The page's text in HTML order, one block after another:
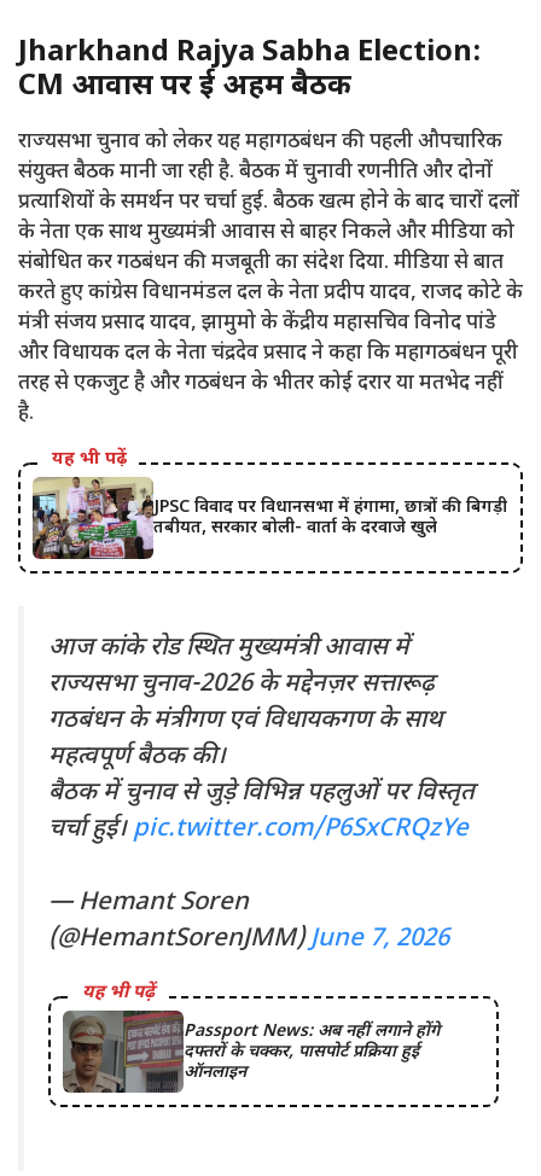
Jharkhand Rajya Sabha Election:
CM आवास पर हुई अहम बैठक
राज्यसभा चुनाव को लेकर यह महागठबंधन की पहली औपचारिक
संयुक्त बैठक मानी जा रही है. बैठक में चुनावी रणनीति और दोनों
प्रत्याशियों के समर्थन पर चर्चा हुई. बैठक खत्म होने के बाद चारों दलों
के नेता एक साथ मुख्यमंत्री आवास से बाहर निकले और मीडिया को
संबोधित कर गठबंधन की मजबूती का संदेश दिया. मीडिया से बात
करते हुए कांग्रेस विधानमंडल दल के नेता प्रदीप यादव, राजद कोटे के
मंत्री संजय प्रसाद यादव, झामुमो के केंद्रीय महासचिव विनोद पांडे
और विधायक दल के नेता चंद्रदेव प्रसाद ने कहा कि महागठबंधन पूरी
तरह से एकजुट है और गठबंधन के भीतर कोई दरार या मतभेद नहीं
है.
यह भी पढ़ें
JPSC विवाद पर विधानसभा में हंगामा, छात्रों की बिगड़ी
तबीयत, सरकार बोली- वार्ता के दरवाजे खुले
आज कांके रोड स्थित मुख्यमंत्री आवास में
राज्यसभा चुनाव-2026 के मद्देनज़र सत्तारूढ़
गठबंधन के मंत्रीगण एवं विधायकगण के साथ
महत्वपूर्ण बैठक की।
बैठक में चुनाव से जुड़े विभिन्न पहलुओं पर विस्तृत
चर्चा हुई।pic.twitter.com/P6SxCRQzYe
— Hemant Soren
(@HemantSorenJMM)June 7, 2026
यह भी पढ़ें
Passport News: अब नहीं लगाने होंगे
दफ्तरों के चक्कर, पासपोर्ट प्रक्रिया हुई
ऑनलाइन